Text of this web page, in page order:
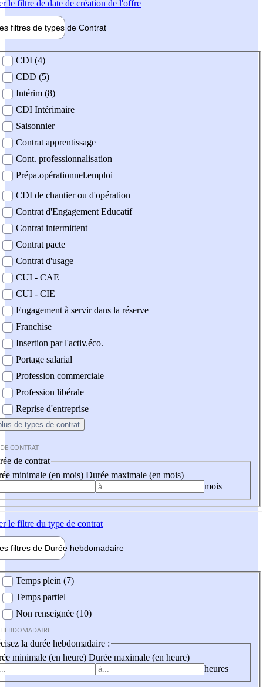
le filtre de date de création de l'offre
filtres de types de Contrat
contrat
CDI (4)
CDD (5)
Intérim (8)
CDI Intérimaire
Saisonnier
Contrat apprentissage
Cont. professionnalisation
Prépa.opérationnel.emploi
CDI de chantier ou d'opération
Contrat d'Engagement Educatif
Contrat intermittent
Contrat pacte
Contrat d'usage
CUI - CAE
CUI - CIE
Engagement à servir dans la réserve
Franchise
Insertion par l'activ.éco.
Portage salarial
Profession commerciale
Profession libérale
Reprise d'entreprise
de types de contrat
CONTRAT
de contrat
minimale (en mois) Durée maximale (en mois)
mois
le filtre du type de contrat
filtres de Durée hebdomadaire
Temps plein (7)
Temps partiel
Non renseignée (10)
la durée hebdomadaire :
minimale (en heure) Durée maximale (en heure)
heures